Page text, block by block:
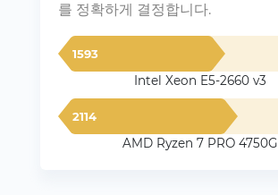
를 정확하게 결정합니다.
1593
Intel Xeon E5-2660 v3
2114
AMD Ryzen 7 PRO 4750G